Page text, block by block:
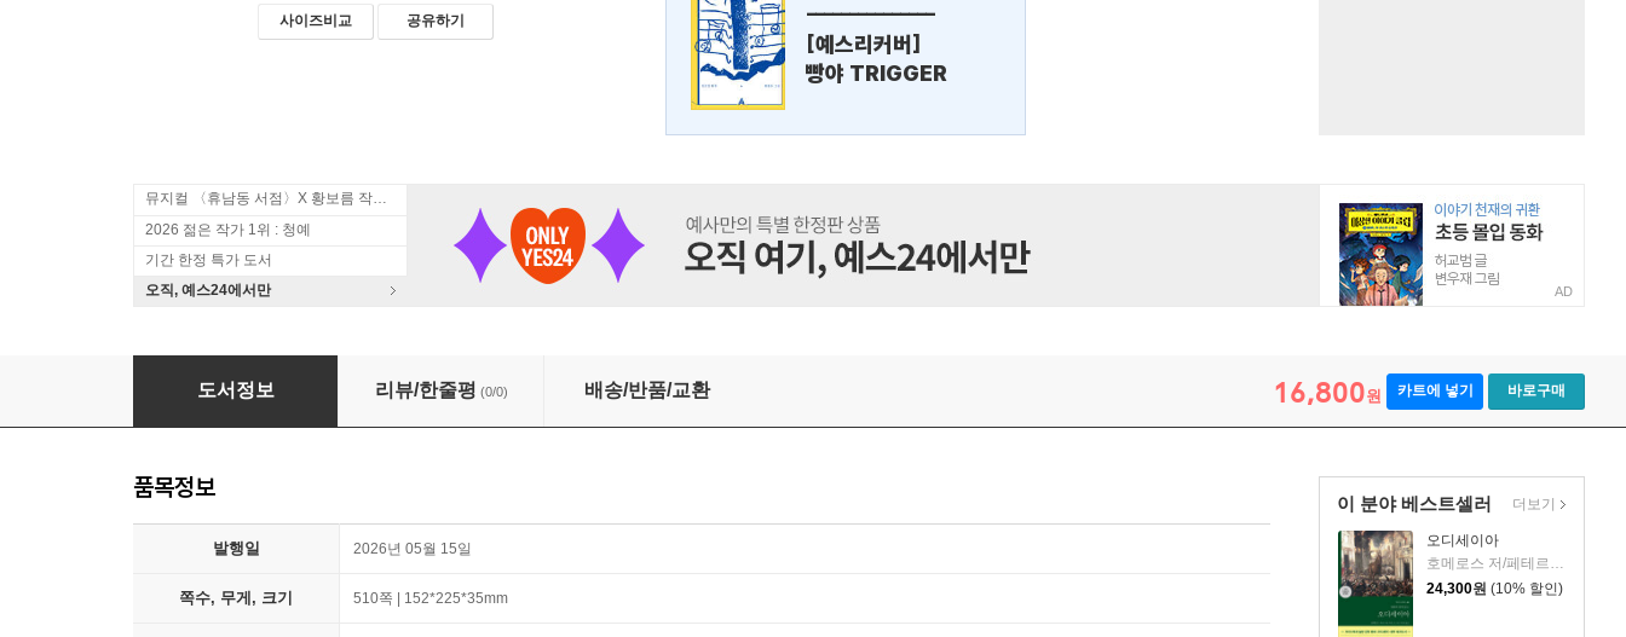
사이즈비교 공유하기
---------------
[예스리커버]
빵야 TRIGGER
뮤지컬 〈휴남동 서점〉X 황보름 작가 북토크
2026 젊은 작가 1위 : 청예
기간 한정 특가 도서
오직, 예스24에서만
AD
도서정보 리뷰/한줄평 (0/0) 배송/반품/교환 16,800원 카트에 넣기 바로구매
이 분야 베스트셀러
오디세이아
호메로스 저/페테르 파울 루벤스 그림/박문재 역
24,300원 (10% 할인)
더보기
품목정보
발행일 2026년 05월 15일
쪽수, 무게, 크기 510쪽 | 152*225*35mm